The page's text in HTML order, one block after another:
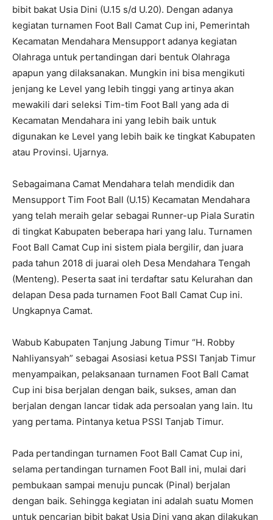
bibit bakat Usia Dini (U.15 s/d U.20). Dengan adanya
kegiatan turnamen Foot Ball Camat Cup ini, Pemerintah
Kecamatan Mendahara Mensupport adanya kegiatan
Olahraga untuk pertandingan dari bentuk Olahraga
apapun yang dilaksanakan. Mungkin ini bisa mengikuti
jenjang ke Level yang lebih tinggi yang artinya akan
mewakili dari seleksi Tim-tim Foot Ball yang ada di
Kecamatan Mendahara ini yang lebih baik untuk
digunakan ke Level yang lebih baik ke tingkat Kabupaten
atau Provinsi. Ujarnya.
Sebagaimana Camat Mendahara telah mendidik dan
Mensupport Tim Foot Ball (U.15) Kecamatan Mendahara
yang telah meraih gelar sebagai Runner-up Piala Suratin
di tingkat Kabupaten beberapa hari yang lalu. Turnamen
Foot Ball Camat Cup ini sistem piala bergilir, dan juara
pada tahun 2018 di juarai oleh Desa Mendahara Tengah
(Menteng). Peserta saat ini terdaftar satu Kelurahan dan
delapan Desa pada turnamen Foot Ball Camat Cup ini.
Ungkapnya Camat.
Wabub Kabupaten Tanjung Jabung Timur “H. Robby
Nahliyansyah” sebagai Asosiasi ketua PSSI Tanjab Timur
menyampaikan, pelaksanaan turnamen Foot Ball Camat
Cup ini bisa berjalan dengan baik, sukses, aman dan
berjalan dengan lancar tidak ada persoalan yang lain. Itu
yang pertama. Pintanya ketua PSSI Tanjab Timur.
Pada pertandingan turnamen Foot Ball Camat Cup ini,
selama pertandingan turnamen Foot Ball ini, mulai dari
pembukaan sampai menuju puncak (Pinal) berjalan
dengan baik. Sehingga kegiatan ini adalah suatu Momen
untuk pencarian bibit bakat Usia Dini yang akan dilakukan